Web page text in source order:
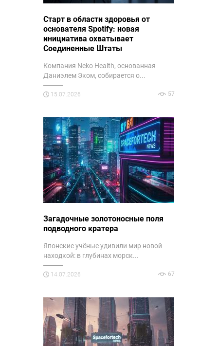
Старт в области здоровья от
основателя Spotify: новая
инициатива охватывает
Соединенные Штаты
Компания Neko Health, основанная
Даниэлем Эком, собирается о...
15.07.2026 57
Загадочные золотоносные поля
подводного кратера
Японские учёные удивили мир новой
находкой: в глубинах морск...
14.07.2026 67